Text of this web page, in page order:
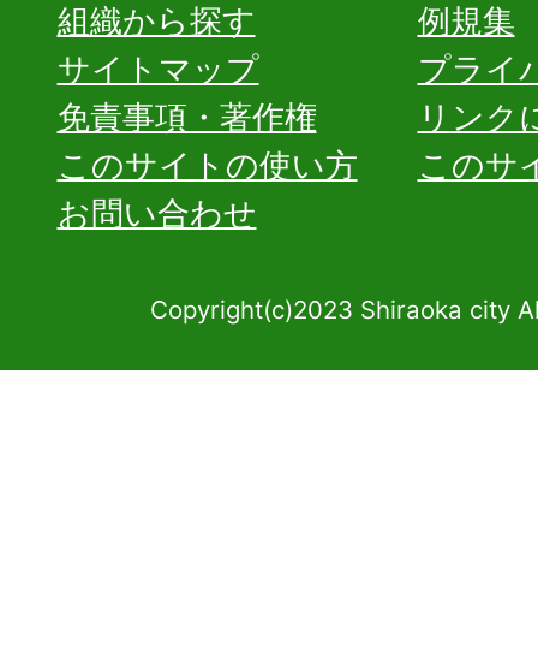
組織から探す
例規集
サイトマップ
プライ
免責事項・著作権
リンク
このサイトの使い方
このサ
お問い合わせ
Copyright(c)2023 Shiraoka city